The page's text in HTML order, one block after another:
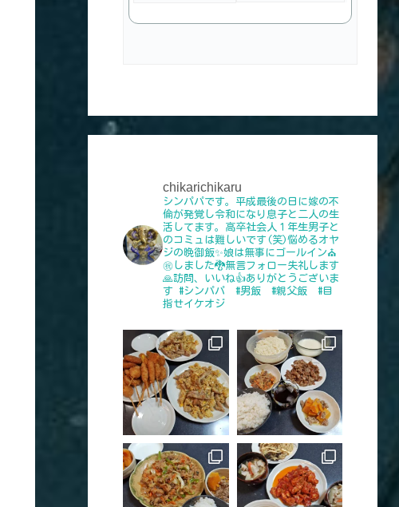
chikarichikaru
シンパパです。平成最後の日に嫁の不
倫が発覚し令和になり息子と二人の生
活してます。高卒社会人１年生男子と
のコミュは難しいです(笑)悩めるオヤ
ジの晩御飯✨娘は無事にゴールイン⛪
㊗️しました🐉無言フォロー失礼します
🙏訪問、いいね👍️ありがとうございま
す #シンパパ #男飯 #親父飯 #目
指せイケオジ